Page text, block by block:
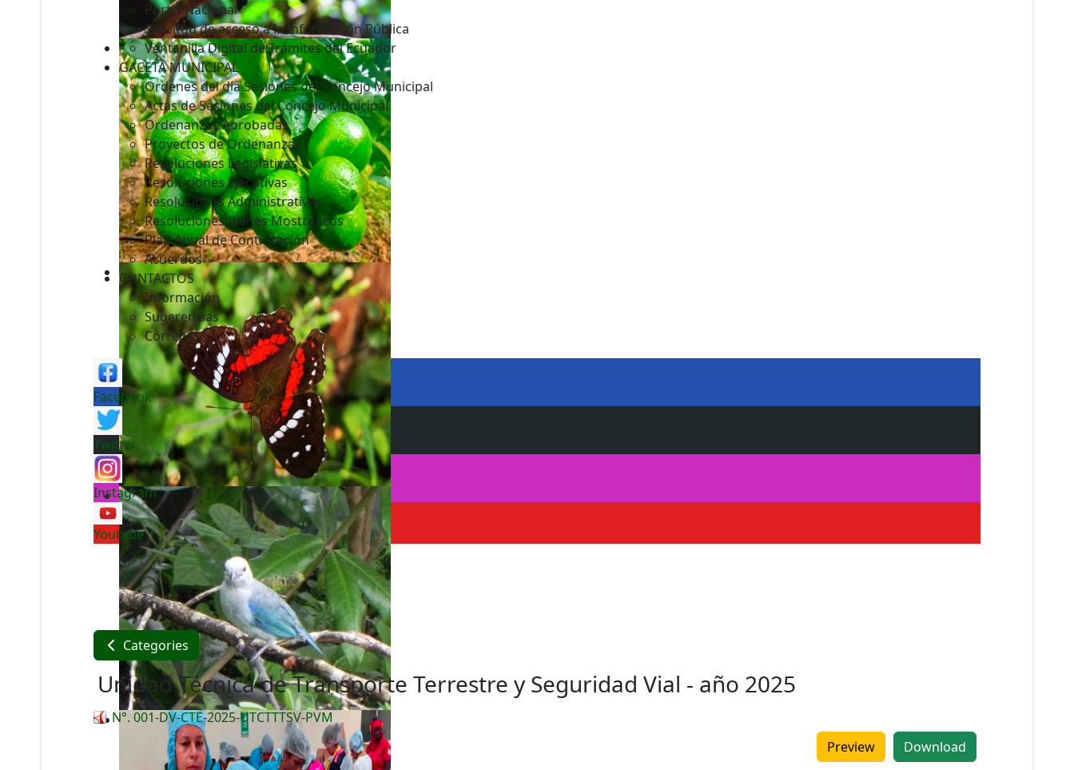
Portal Nacional
Solicitud de acceso a la Información Pública
Ventanilla Digital de Trámites del Ecuador
GACETA MUNICIPAL
Ordenes del día Sesiones del Concejo Municipal
Actas de Sesiones del Concejo Municipal
Ordenanzas Aprobadas
Proyectos de Ordenanzas
Resoluciones Legislativas
Resoluciones Ejecutivas
Resoluciones Administrativas
Resoluciones Bienes Mostrencos
Plan Anual de Contratación
Acuerdos
CONTACTOS
Información
Sugerencias
Correos
Facebook
Twitter
Instagram
Youtube
Categories
Unidad Técnica de Transporte Terrestre y Seguridad Vial - año 2025
N°. 001-DV-CTE-2025-UTCTTTSV-PVM
Download
Preview